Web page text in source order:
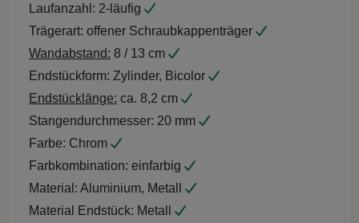
Laufanzahl: 2-läufig
Trägerart: offener Schraubkappenträger
Wandabstand: 8 / 13 cm
Endstückform: Zylinder, Bicolor
Endstücklänge: ca. 8,2 cm
Stangendurchmesser: 20 mm
Farbe: Chrom
Farbkombination: einfarbig
Material: Aluminium, Metall
Material Endstück: Metall